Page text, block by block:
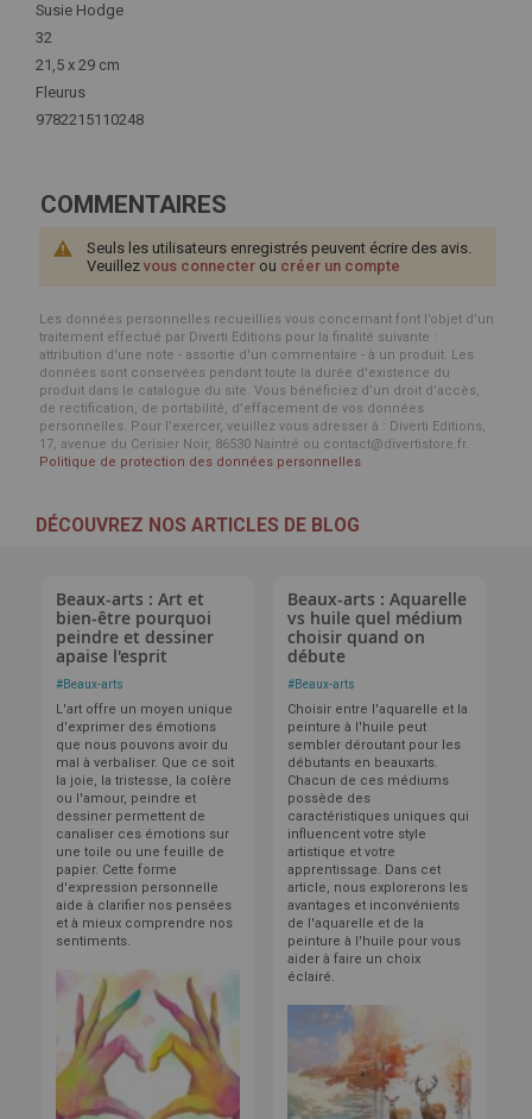
Susie Hodge
32
21,5 x 29 cm
Fleurus
9782215110248
COMMENTAIRES
Seuls les utilisateurs enregistrés peuvent écrire des avis.
Veuillez vous connecter ou créer un compte
Les données personnelles recueillies vous concernant font l’objet d’un
traitement effectué par Diverti Editions pour la finalité suivante :
attribution d'une note - assortie d'un commentaire - à un produit. Les
données sont conservées pendant toute la durée d'existence du
produit dans le catalogue du site. Vous bénéficiez d’un droit d’accès,
de rectification, de portabilité, d’effacement de vos données
personnelles. Pour l’exercer, veuillez vous adresser à : Diverti Editions,
17, avenue du Cerisier Noir, 86530 Naintré ou contact@divertistore.fr.
Politique de protection des données personnelles
DÉCOUVREZ NOS ARTICLES DE BLOG
Beaux-arts : Art et
bien-être pourquoi
peindre et dessiner
apaise l'esprit
#Beaux-arts
L'art offre un moyen unique
d'exprimer des émotions
que nous pouvons avoir du
mal à verbaliser. Que ce soit
la joie, la tristesse, la colère
ou l'amour, peindre et
dessiner permettent de
canaliser ces émotions sur
une toile ou une feuille de
papier. Cette forme
d'expression personnelle
aide à clarifier nos pensées
et à mieux comprendre nos
sentiments.
Beaux-arts : Aquarelle
vs huile quel médium
choisir quand on
débute
#Beaux-arts
Choisir entre l'aquarelle et la
peinture à l'huile peut
sembler déroutant pour les
débutants en beauxarts.
Chacun de ces médiums
possède des
caractéristiques uniques qui
influencent votre style
artistique et votre
apprentissage. Dans cet
article, nous explorerons les
avantages et inconvénients
de l'aquarelle et de la
peinture à l'huile pour vous
aider à faire un choix
éclairé.